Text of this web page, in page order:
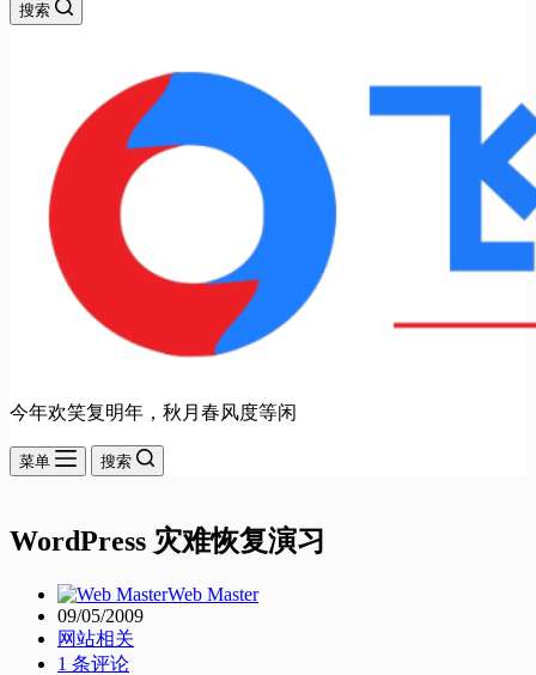
搜索
今年欢笑复明年，秋月春风度等闲
菜单 搜索
WordPress 灾难恢复演习
Web Master
09/05/2009
网站相关
1 条评论